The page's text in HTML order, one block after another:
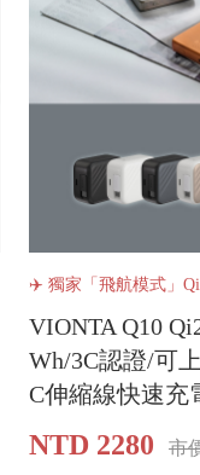
✈️ 獨家「飛航模式」
VIONTA Q10
Wh/3C認證/可
C伸縮線快速充
NTD 2280 市